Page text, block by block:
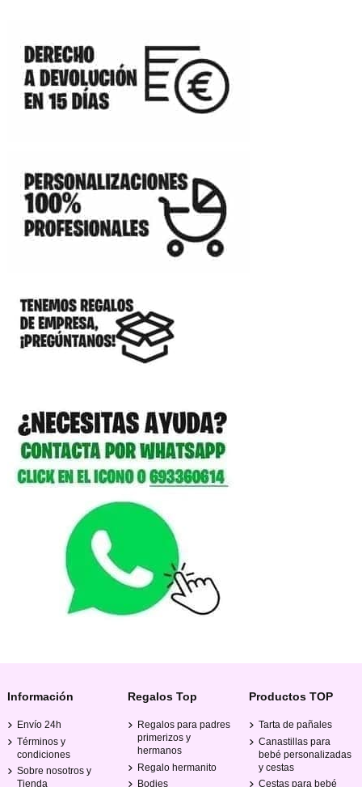
Información
Envío 24h
Términos y
condiciones
Sobre nosotros y
Tienda
Regalos Top
Regalos para padres
primerizos y
hermanos
Regalo hermanito
Bodies
Productos TOP
Tarta de pañales
Canastillas para
bebé personalizadas
y cestas
Cestas para bebé